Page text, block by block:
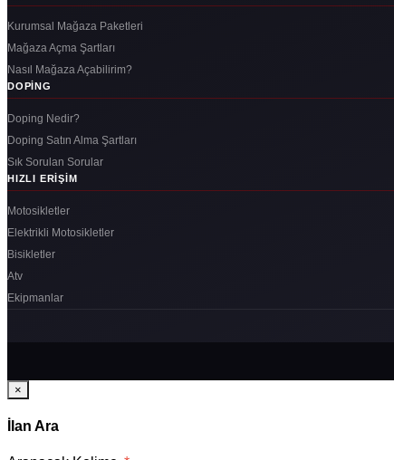
Kurumsal Mağaza Paketleri
Mağaza Açma Şartları
Nasıl Mağaza Açabilirim?
DOPING
Doping Nedir?
Doping Satın Alma Şartları
Sık Sorulan Sorular
HIZLI ERIŞIM
Motosikletler
Elektrikli Motosikletler
Bisikletler
Atv
Ekipmanlar
×
İlan Ara